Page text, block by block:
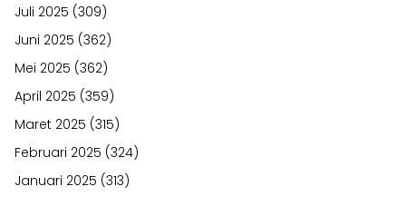
Juli 2025 (309)
Juni 2025 (362)
Mei 2025 (362)
April 2025 (359)
Maret 2025 (315)
Februari 2025 (324)
Januari 2025 (313)